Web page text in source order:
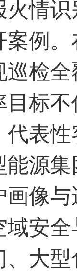
情
例
检
标
表
源
画像
域安
大